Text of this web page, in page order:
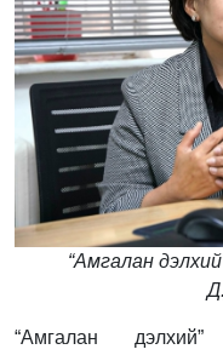
“Амгалан
“Амгалан